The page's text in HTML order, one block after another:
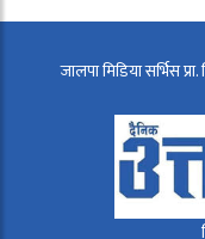
जालपा मिडिया सर्भिस